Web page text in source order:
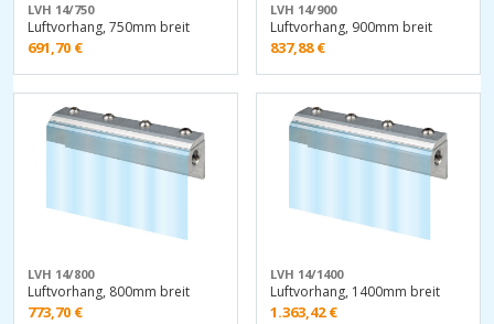
LVH 14/750
Luftvorhang, 750mm breit
691,70 €
LVH 14/900
Luftvorhang, 900mm breit
837,88€
LVH 14/800
Luftvorhang, 800mm breit
773,70 €
LVH 14/1400
Luftvorhang, 1400mm breit
1.363,42€